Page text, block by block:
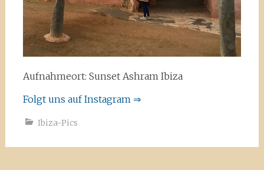
Aufnahmeort: Sunset Ashram Ibiza
Folgt uns auf Instagram ⇒
Ibiza-Pics